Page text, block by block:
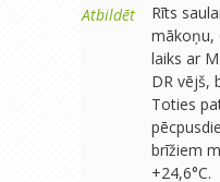
Atbildēt
Rīts
mākoņu,
laiks ar
DR vējš,
Toties
brīžiem
+24,6°C.